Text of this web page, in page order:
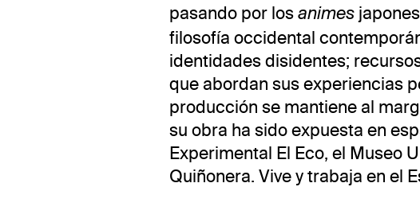
pasando por los animes
filosofía occidental
identidades disidentes;
que abordan sus experiencias
producción se mantiene al
su obra ha sido expuesta en
Experimental El Eco, el Museo
Quiñonera. Vive y trabaja en el